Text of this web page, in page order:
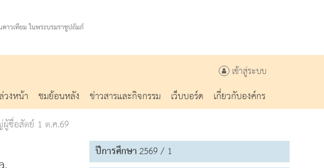
เข้าสู่ระบบ
งหน้า ชมย้อนหลัง ข่าวสารและกิจกรรม เว็บบอร์ด
เกี่ยวกับองค์กร
ผู้ซื่อสัตย์ 1 ต.ค.69
ปีการศึกษา2569 / 1